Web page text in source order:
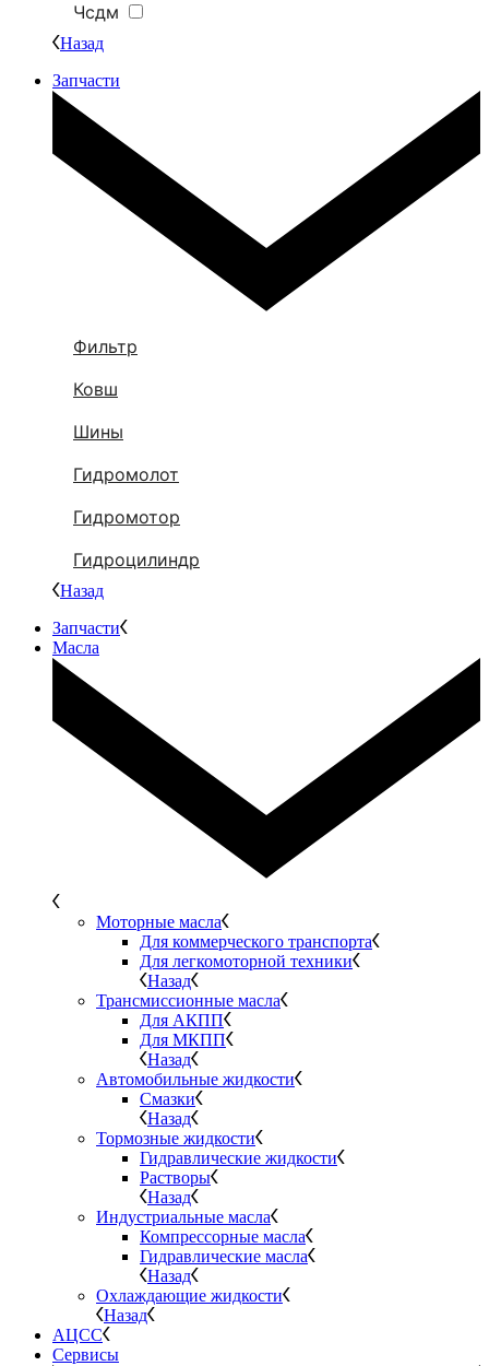
Чсдм
Назад
Запчасти
Фильтр
Ковш
Шины
Гидромолот
Гидромотор
Гидроцилиндр
Назад
Запчасти
Масла
Моторные масла
Для коммерческого транспорта
Для легкомоторной техники
Назад
Трансмиссионные масла
Для АКПП
Для МКПП
Назад
Автомобильные жидкости
Смазки
Назад
Тормозные жидкости
Гидравлические жидкости
Растворы
Назад
Индустриальные масла
Компрессорные масла
Гидравлические масла
Назад
Охлаждающие жидкости
Назад
АЦСС
Сервисы